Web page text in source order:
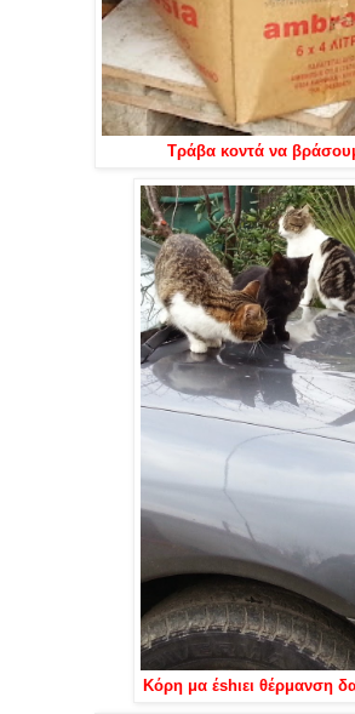
Τράβα κοντά να
Κόρη μα έshιει θέρμανση